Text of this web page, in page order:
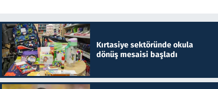
Kırtasiye sektöründe okula
dönüş mesaisi başladı